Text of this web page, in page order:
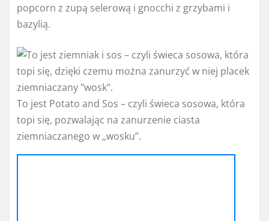
popcorn z zupą selerową i gnocchi z grzybami i
bazylią.
To jest Potato and Sos – czyli świeca sosowa, która
topi się, pozwalając na zanurzenie ciasta
ziemniaczanego w „wosku”.